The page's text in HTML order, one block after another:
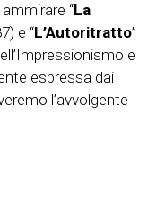
“La
e “L’Autoritratto”
e
espressa dai
l’avvolgente